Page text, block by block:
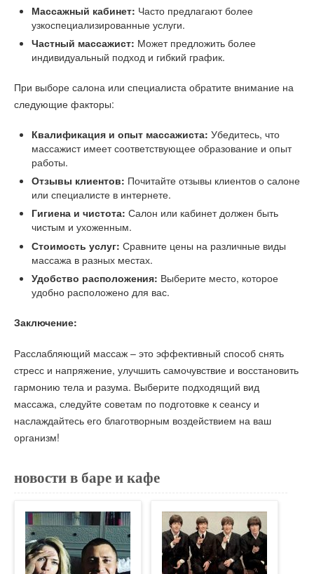
Массажный кабинет: Часто предлагают более
узкоспециализированные услуги.
Частный массажист: Может предложить более
индивидуальный подход и гибкий график.
При выборе салона или специалиста обратите внимание на
следующие факторы:
Квалификация и опыт массажиста: Убедитесь, что
массажист имеет соответствующее образование и опыт
работы.
Отзывы клиентов: Почитайте отзывы клиентов о салоне
или специалисте в интернете.
Гигиена и чистота: Салон или кабинет должен быть
чистым и ухоженным.
Стоимость услуг: Сравните цены на различные виды
массажа в разных местах.
Удобство расположения: Выберите место, которое
удобно расположено для вас.
Заключение:
Расслабляющий массаж – это эффективный способ снять
стресс и напряжение, улучшить самочувствие и восстановить
гармонию тела и разума. Выберите подходящий вид
массажа, следуйте советам по подготовке к сеансу и
наслаждайтесь его благотворным воздействием на ваш
организм!
новости в баре и кафе